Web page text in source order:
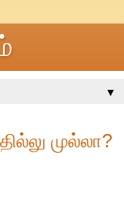
▼
முல்லா?